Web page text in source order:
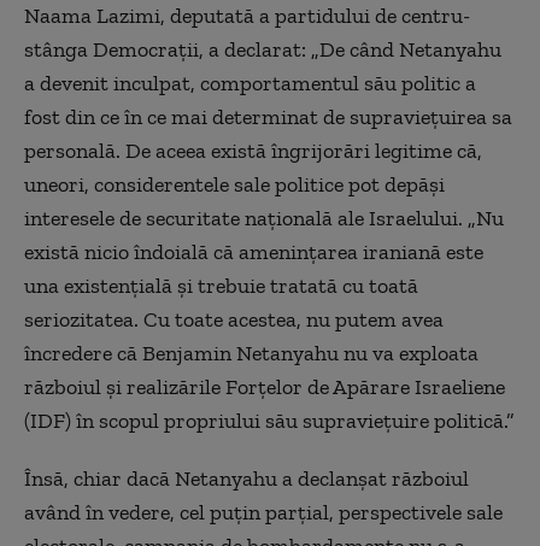
Naama Lazimi, deputată a partidului de centru-
stânga Democrații, a declarat: „De când Netanyahu
a devenit inculpat, comportamentul său politic a
fost din ce în ce mai determinat de supraviețuirea sa
personală. De aceea există îngrijorări legitime că,
uneori, considerentele sale politice pot depăși
interesele de securitate națională ale Israelului. „Nu
există nicio îndoială că amenințarea iraniană este
una existențială și trebuie tratată cu toată
seriozitatea. Cu toate acestea, nu putem avea
încredere că Benjamin Netanyahu nu va exploata
războiul și realizările Forțelor de Apărare Israeliene
(IDF) în scopul propriului său supraviețuire politică.”
Însă, chiar dacă Netanyahu a declanșat războiul
având în vedere, cel puțin parțial, perspectivele sale